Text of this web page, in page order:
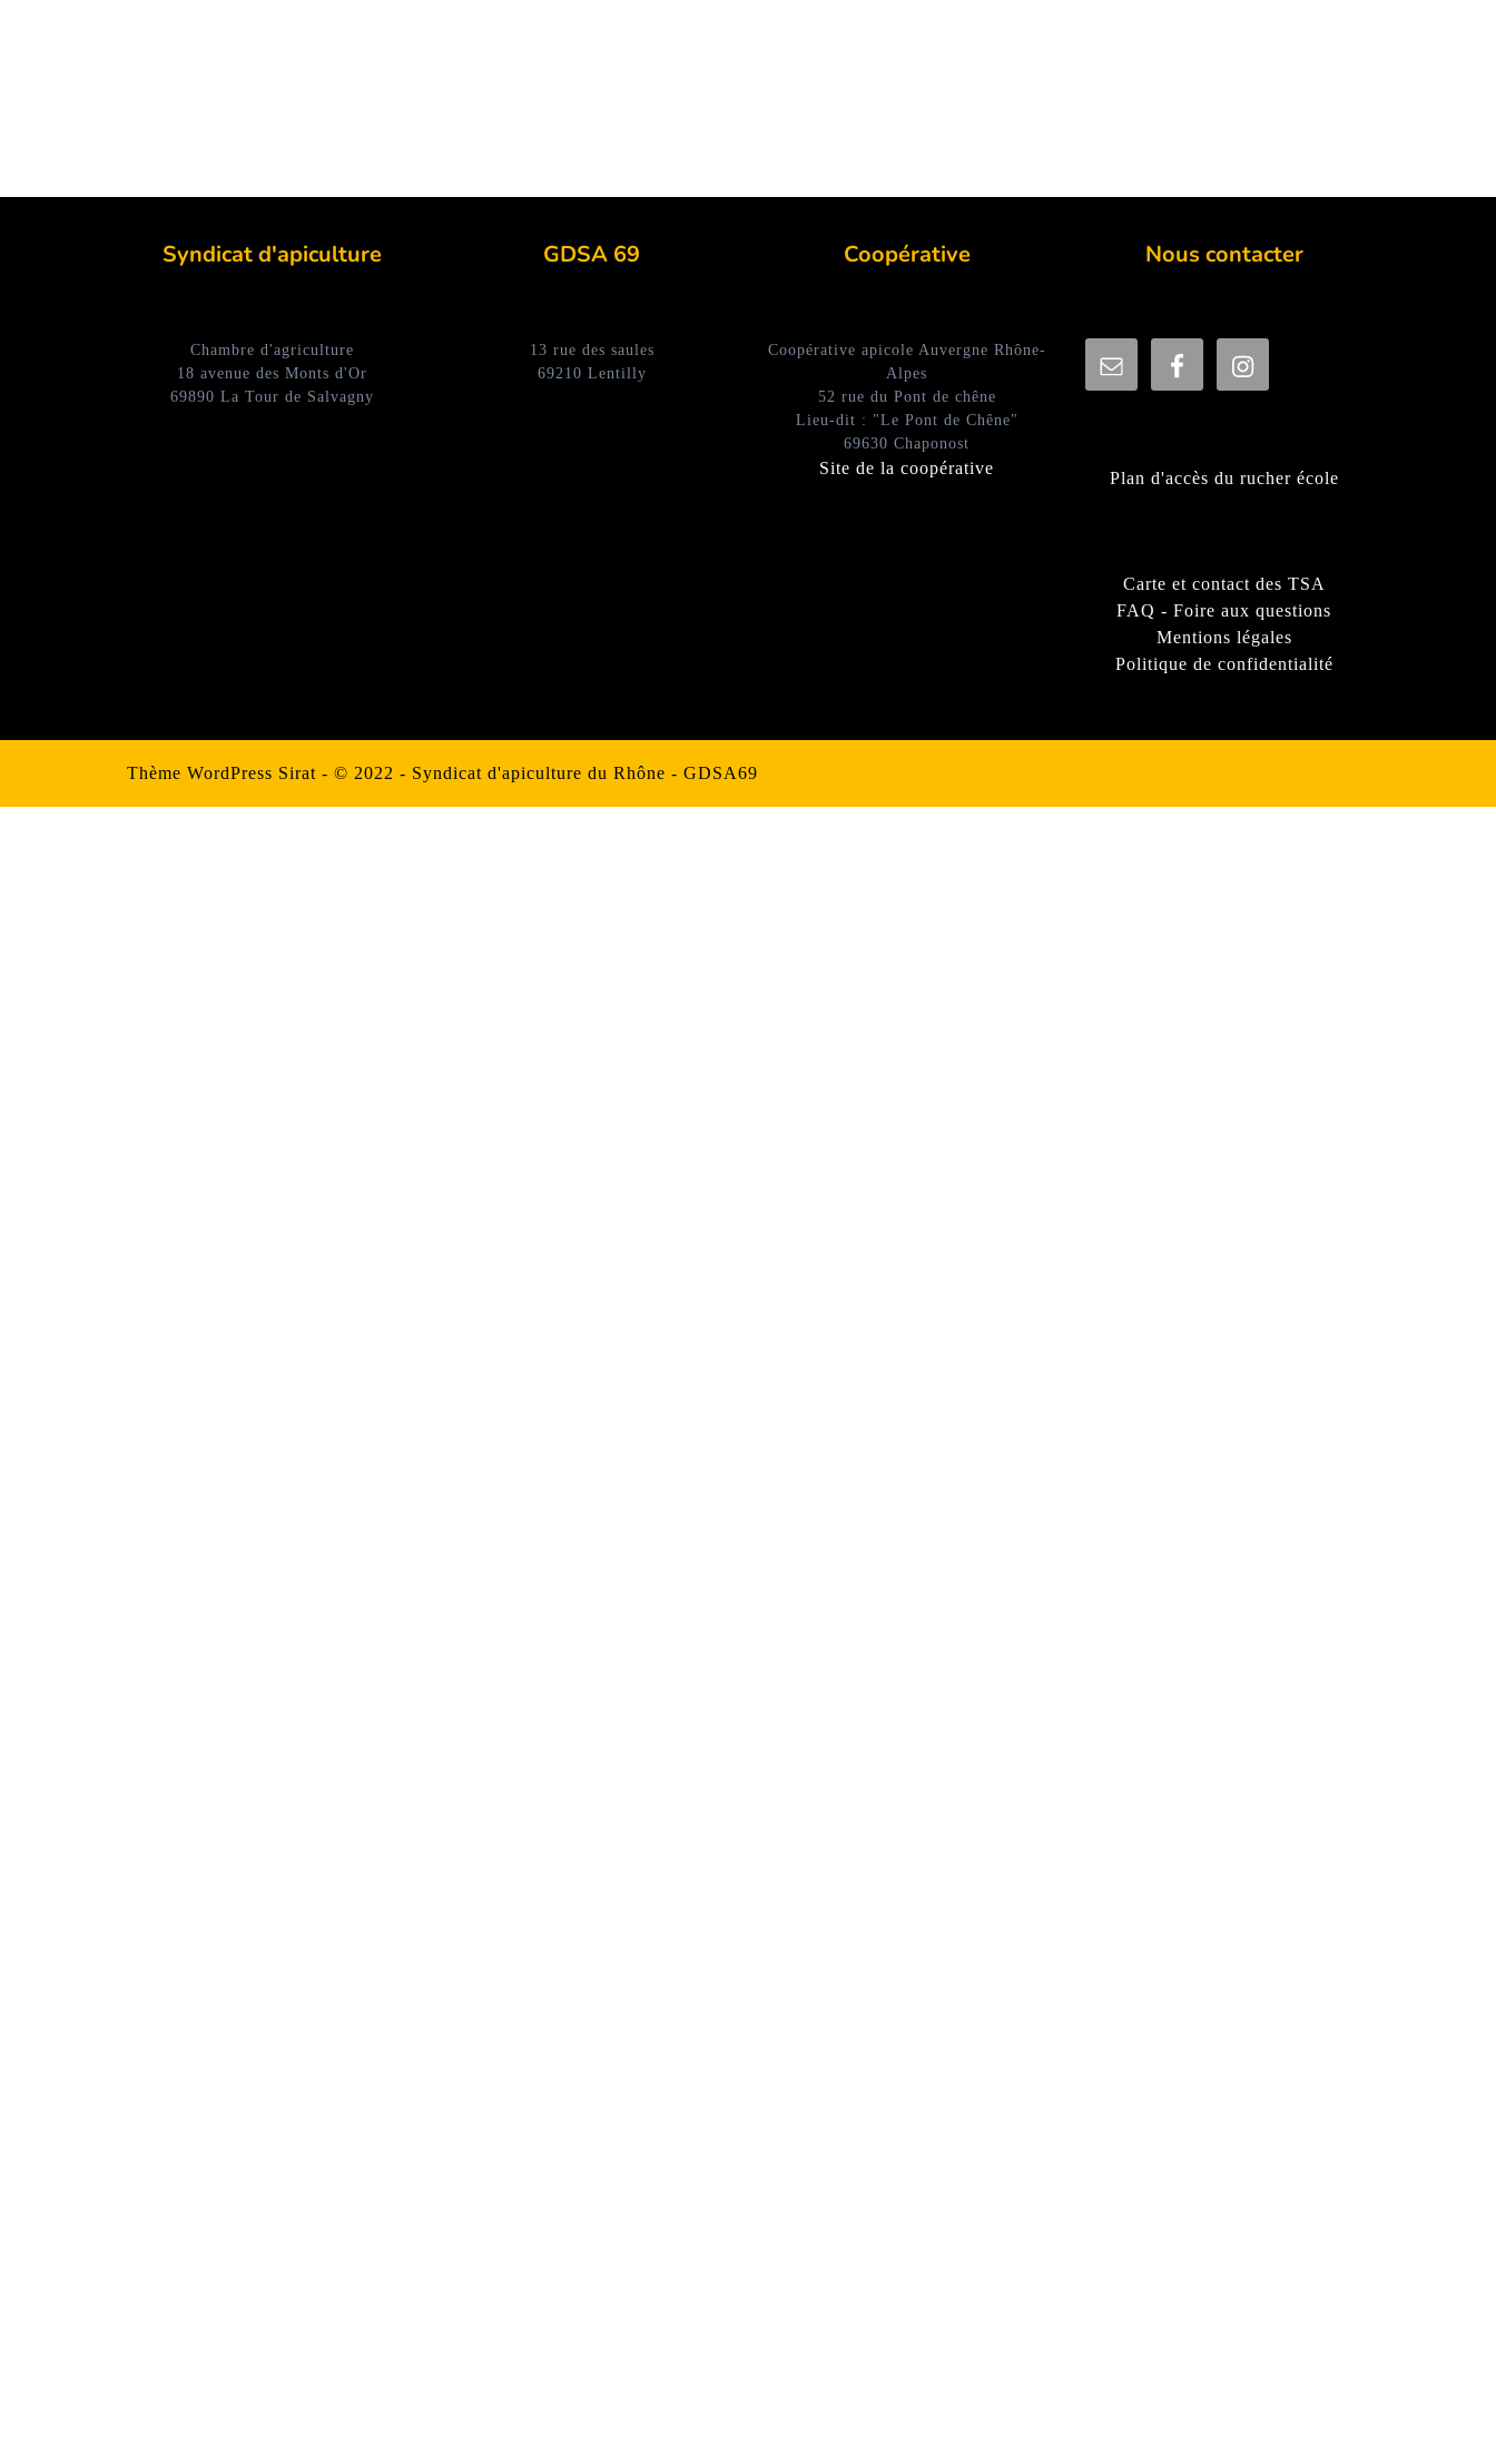
Syndicat d'apiculture
Chambre d'agriculture
18 avenue des Monts d'Or
69890 La Tour de Salvagny
GDSA 69
13 rue des saules
69210 Lentilly
Coopérative
Coopérative apicole Auvergne Rhône-
Alpes
52 rue du Pont de chêne
Lieu-dit : "Le Pont de Chêne"
69630 Chaponost
Site de la coopérative
Nous contacter
Plan d'accès du rucher école
Carte et contact des TSA
FAQ - Foire aux questions
Mentions légales
Politique de confidentialité
Thème WordPress Sirat - © 2022 - Syndicat d'apiculture du Rhône - GDSA69